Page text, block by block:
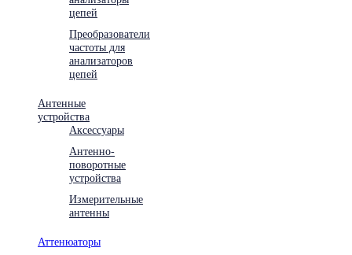
цепей
Преобразователи
частоты для
анализаторов
цепей
Антенные
устройства
Аксессуары
Антенно-
поворотные
устройства
Измерительные
антенны
Аттенюаторы